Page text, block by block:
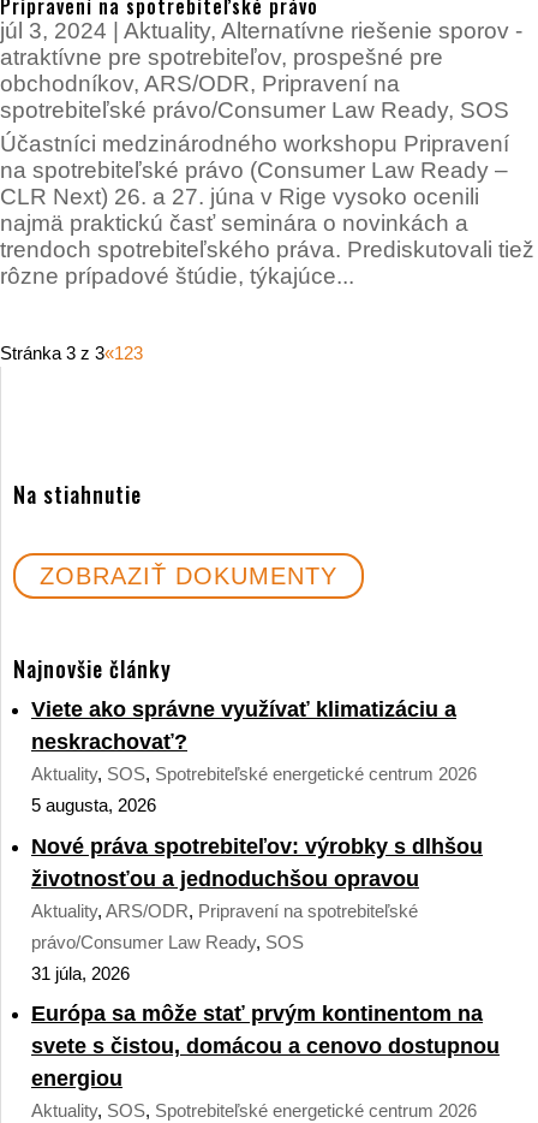
Pripravení na spotrebiteľské právo
júl 3, 2024 Aktuality, Alternatívne riešenie sporov -
atraktívne pre spotrebiteľov, prospešné pre
obchodníkov, ARS/ODR, Pripravení na
spotrebiteľské právo/Consumer Law Ready, SOS
Účastníci medzinárodného workshopu Pripravení
na spotrebiteľské právo (Consumer Law Ready –
CLR Next) 26. a 27. júna v Rige vysoko ocenili
najmä praktickú časť seminára o novinkách a
trendoch spotrebiteľského práva. Prediskutovali tiež
rôzne prípadové štúdie, týkajúce...
Stránka 3 z 3«123
Na stiahnutie
ZOBRAZIŤ DOKUMENTY
Najnovšie články
Viete ako správne využívať klimatizáciu a
neskrachovať?
Aktuality, SOS, Spotrebiteľské energetické centrum 2026
5 augusta, 2026
Nové práva spotrebiteľov: výrobky s dlhšou
životnosťou a jednoduchšou opravou
Aktuality, ARS/ODR, Pripravení na spotrebiteľské
právo/Consumer Law Ready, SOS
31 júla, 2026
Európa sa môže stať prvým kontinentom na
svete s čistou, domácou a cenovo dostupnou
energiou
Aktuality, SOS, Spotrebiteľské energetické centrum 2026